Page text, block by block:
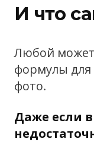
И что
Любой может
формулы для
фото.
Даже если